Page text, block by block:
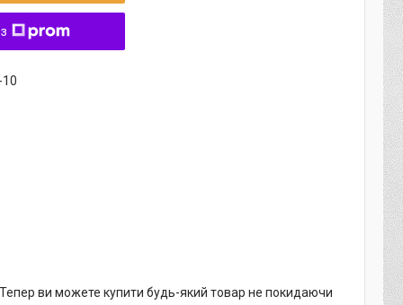
Тепер ви можете купити будь-який товар не покидаючи